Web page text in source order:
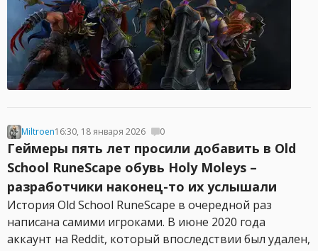
Miltroen16:30, 18 января 2026 0
Геймеры пять лет просили добавить в Old
School RuneScape обувь Holy Moleys –
разработчики наконец-то их услышали
История Old School RuneScape в очередной раз
написана самими игроками. В июне 2020 года
аккаунт на Reddit, который впоследствии был удален,